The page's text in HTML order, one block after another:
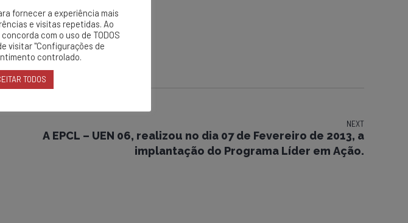
NEXT
A EPCL – UEN 06, realizou no dia 07 de Fevereiro de 2013, a
implantação do Programa Líder em Ação.
fornecer a experiência mais
e visitas repetidas. Ao
concorda com o uso de TODOS
visitar "Configurações de
controlado.
TODOS